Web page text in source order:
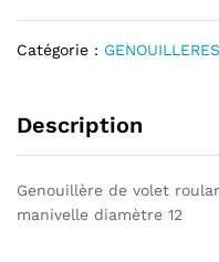
Catégorie : GENOUILLERES
Description
Genouillère de volet
manivelle diamètre 12